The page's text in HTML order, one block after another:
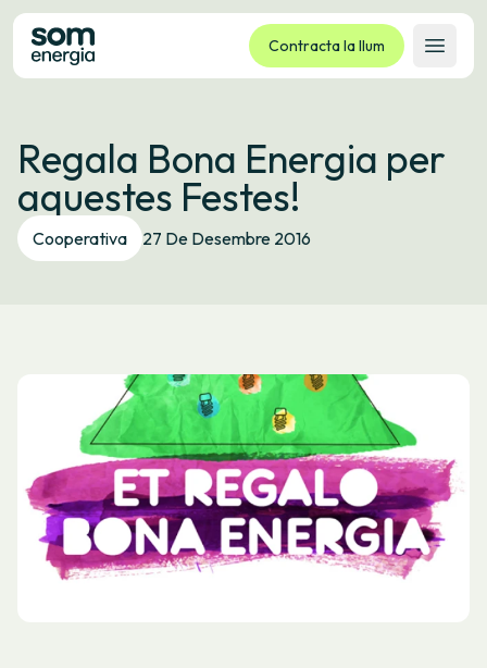
Contracta la llum
Obrir
Tarifes
Serveis
Empreses
La cooperativa
CA GL EU
Regala Bona Energia per
aquestes Festes!
Cooperativa 27 De Desembre 2016